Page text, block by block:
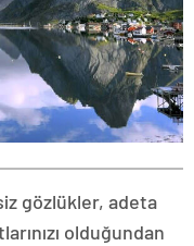
gözlükler, adeta
olduğundan